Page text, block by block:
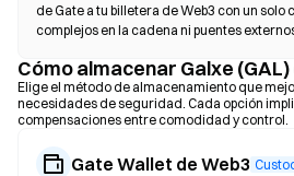
de Gate a tu billetera de Web3 con un solo
complejos en la cadena ni puentes
Cómo almacenar Galxe
Elige el método de almacenamiento que
necesidades de seguridad. Cada opción
compensaciones entre comodidad y control.
Gate Wallet de Web3